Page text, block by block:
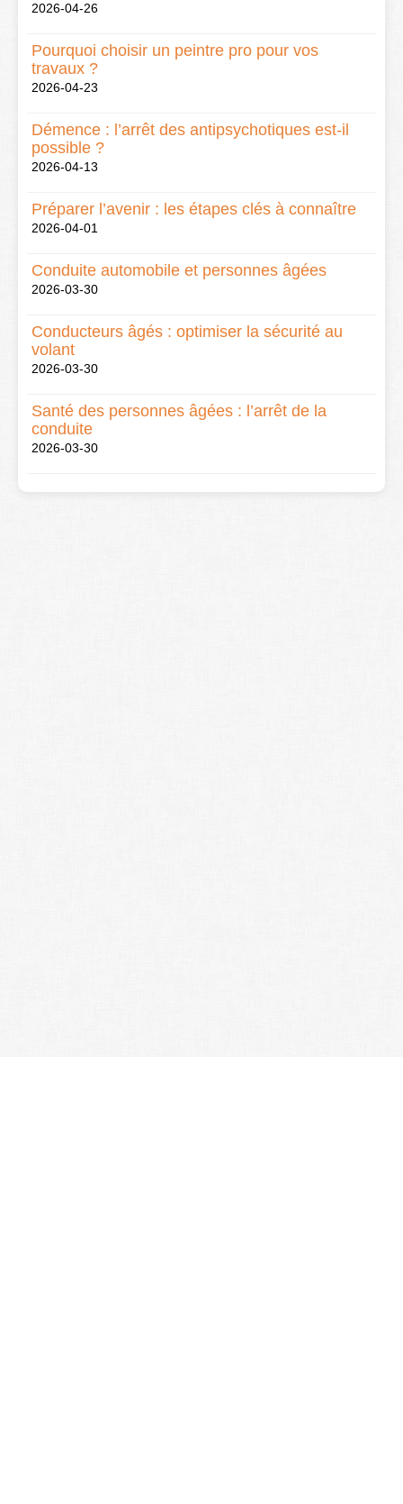
2026-04-26
Pourquoi choisir un peintre pro pour vos
travaux ?
2026-04-23
Démence : l’arrêt des antipsychotiques est-il
possible ?
2026-04-13
Préparer l’avenir : les étapes clés à connaître
2026-04-01
Conduite automobile et personnes âgées
2026-03-30
Conducteurs âgés : optimiser la sécurité au
volant
2026-03-30
Santé des personnes âgées : l’arrêt de la
conduite
2026-03-30